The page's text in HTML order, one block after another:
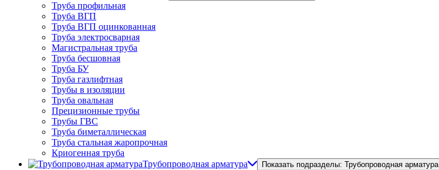
Труба профильная
Труба ВГП
Труба ВГП оцинкованная
Труба электросварная
Магистральная труба
Труба бесшовная
Труба БУ
Труба газлифтная
Трубы в изоляции
Труба овальная
Прецизионные трубы
Трубы ГВС
Труба биметаллическая
Труба стальная жаропрочная
Криогенная труба
Трубопроводная арматура
Показать подразделы: Трубопроводная арматура